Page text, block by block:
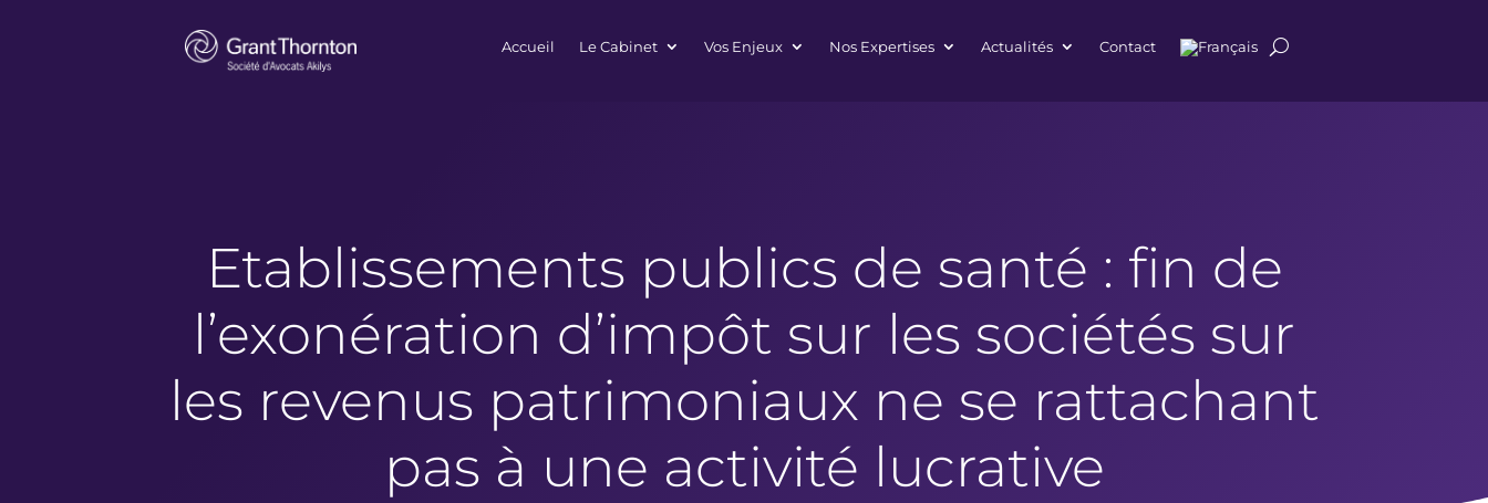
Accueil Le Cabinet Vos Enjeux Nos Expertises Actualités Contact
Etablissements publics de santé : fin de
l’exonération d’impôt sur les sociétés sur
les revenus patrimoniaux ne se rattachant
pas à une activité lucrative